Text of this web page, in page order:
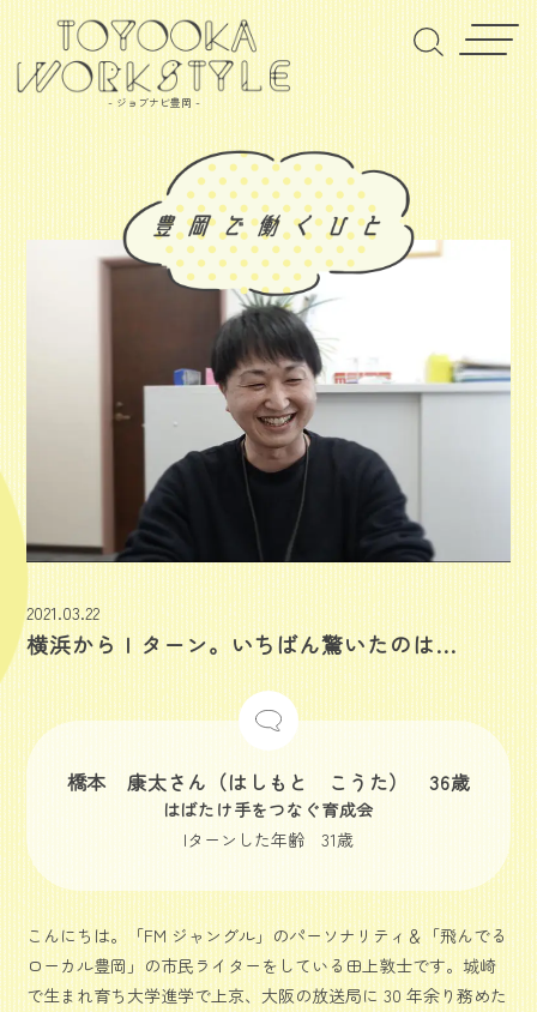
- ジョブナビ豊岡 -
2021.03.22
横浜からＩターン。いちばん驚いたのは…
橋本 康太さん（はしもと こうた） 36歳
はばたけ手をつなぐ育成会
Iターンした年齢 31歳
こんにちは。「FM ジャングル」のパーソナリティ＆「飛んでる
ローカル豊岡」の市民ライターをしている田上敦士です。城崎
で生まれ育ち大学進学で上京、大阪の放送局に 30 年余り務めた